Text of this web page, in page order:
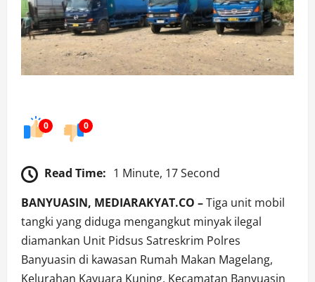
0 0
Read Time: 1 Minute, 17 Second
BANYUASIN, MEDIARAKYAT.CO –Tiga unit mobil
tangki yang diduga mengangkut minyak ilegal
diamankan Unit Pidsus Satreskrim Polres
Banyuasin di kawasan Rumah Makan Magelang,
Kelurahan Kayuara Kuning, Kecamatan Banyuasin